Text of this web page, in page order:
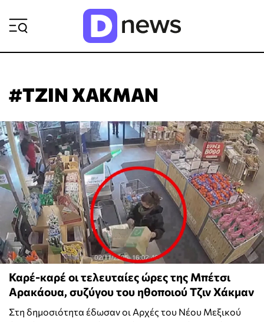
#ΤΖΙΝ ΧΑΚΜΑΝ
Καρέ-καρέ οι τελευταίες ώρες της Μπέτσι
Αρακάουα, συζύγου του ηθοποιού Τζιν Χάκμαν
Στη δημοσιότητα έδωσαν οι Αρχές του Νέου Μεξικού